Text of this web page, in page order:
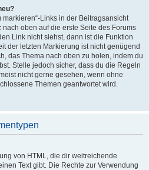
markieren“-Links in der Beitragsansicht
oben auf die erste Seite des Forums
Link nicht siehst, dann ist die Funktion
der letzten Markierung ist nicht genügend
das Thema nach oben zu holen, indem du
Stelle jedoch sicher, dass du die Regeln
nicht gerne gesehen, wenn ohne
Themen geantwortet wird.
von HTML, die dir weitreichende
Text gibt. Die Rechte zur Verwendung